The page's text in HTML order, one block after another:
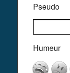
Pseudo
Humeur